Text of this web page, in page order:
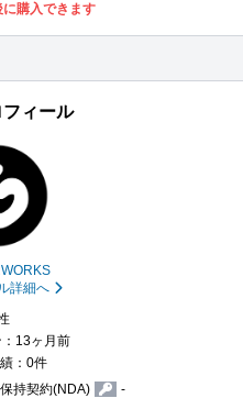
に購入できます
ィール
詳細へ
13ヶ月前
：0件
持契約(NDA) -